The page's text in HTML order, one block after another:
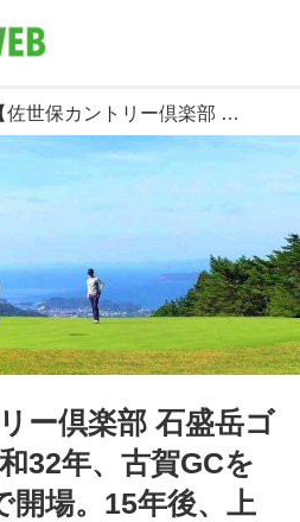
【佐世保カントリー倶楽部 石盛岳ゴルフコース】昭和32年、古賀GCを手本に9ホールで開場。15年後、上田治設計で18ホールとなった
ー倶楽部 石盛岳ゴ
32年、古賀GCを
開場。15年後、上